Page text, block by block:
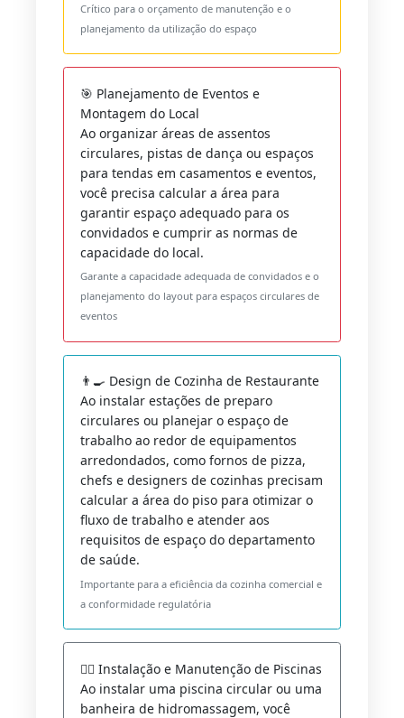
Crítico para o orçamento de manutenção e o
planejamento da utilização do espaço
🎯 Planejamento de Eventos e
Montagem do Local
Ao organizar áreas de assentos
circulares, pistas de dança ou espaços
para tendas em casamentos e eventos,
você precisa calcular a área para
garantir espaço adequado para os
convidados e cumprir as normas de
capacidade do local.
Garante a capacidade adequada de convidados e o
planejamento do layout para espaços circulares de
eventos
👨‍🍳 Design de Cozinha de Restaurante
Ao instalar estações de preparo
circulares ou planejar o espaço de
trabalho ao redor de equipamentos
arredondados, como fornos de pizza,
chefs e designers de cozinhas precisam
calcular a área do piso para otimizar o
fluxo de trabalho e atender aos
requisitos de espaço do departamento
de saúde.
Importante para a eficiência da cozinha comercial e
a conformidade regulatória
🏊‍♀️ Instalação e Manutenção de Piscinas
Ao instalar uma piscina circular ou uma
banheira de hidromassagem, você